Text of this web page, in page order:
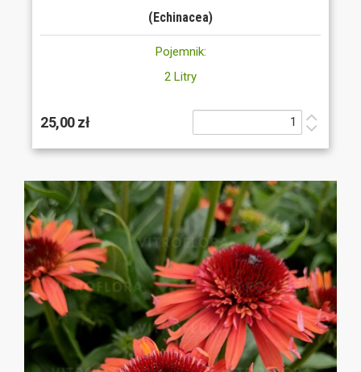
(Echinacea)
Pojemnik:
2 Litry
25,00 zł